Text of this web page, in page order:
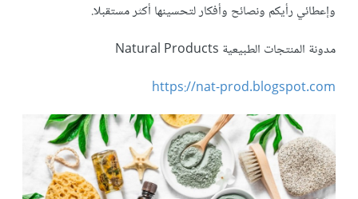
وإعطائي رأيكم ونصائح وأفكار لتحسينها أكثر مستقبلا.
مدونة المنتجات الطبيعية Natural Products
https://nat-prod.blogspot.com